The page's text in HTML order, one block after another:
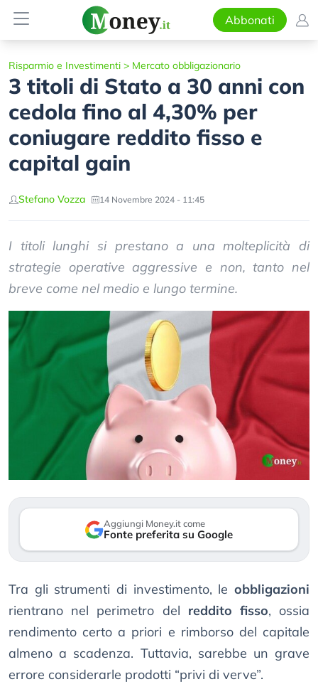
Abbonati
Risparmio e Investimenti > Mercato obbligazionario
3 titoli di Stato a 30 anni con
cedola fino al 4,30% per
coniugare reddito fisso e
capital gain
Stefano Vozza 14 Novembre 2024 - 11:45
I titoli lunghi si prestano a una molteplicità di
strategie operative aggressive e non, tanto nel
breve come nel medio e lungo termine.
Aggiungi Money.it come
Fonte preferita su Google
Tra gli strumenti di investimento, le obbligazioni
rientrano nel perimetro del reddito fisso, ossia
rendimento certo a priori e rimborso del capitale
almeno a scadenza. Tuttavia, sarebbe un grave
errore considerarle prodotti “privi di verve”.